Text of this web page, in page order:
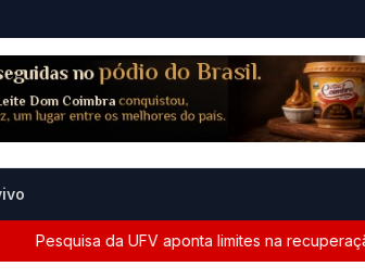
da UFV aponta limites na recuperação